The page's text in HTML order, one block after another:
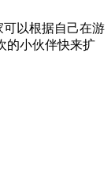
以根据自己在游
的小伙伴快来扩